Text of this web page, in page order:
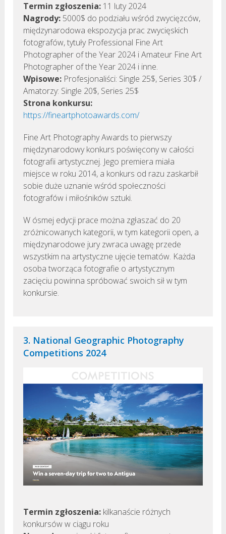
Termin zgłoszenia: 11 luty 2024
Nagrody: 5000$ do podziału wśród zwycięzców,
międzynarodowa ekspozycja prac zwycięskich
fotografów, tytuły Professional Fine Art
Photographer of the Year 2024 i Amateur Fine Art
Photographer of the Year 2024 i inne.
Wpisowe: Profesjonaliści: Single 25$, Series 30$ /
Amatorzy: Single 20$, Series 25$
Strona konkursu:
https://fineartphotoawards.com/
Fine Art Photography Awards to pierwszy
międzynarodowy konkurs poświęcony w całości
fotografii artystycznej. Jego premiera miała
miejsce w roku 2014, a konkurs od razu zaskarbił
sobie duże uznanie wśród społeczności
fotografów i miłośników sztuki.
W ósmej edycji prace można zgłaszać do 20
zróżnicowanych kategorii, w tym kategorii open, a
międzynarodowe jury zwraca uwagę przede
wszystkim na artystyczne ujęcie tematów. Każda
osoba tworząca fotografie o artystycznym
zacięciu powinna spróbować swoich sił w tym
konkursie.
3. National Geographic Photography
Competitions 2024
Termin zgłoszenia: kilkanaście różnych
konkursów w ciągu roku